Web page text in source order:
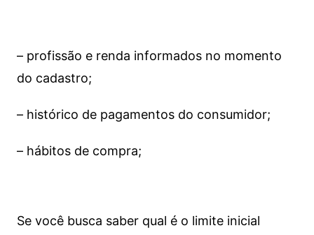
– profissão e renda informados no momento
do cadastro;
– histórico de pagamentos do consumidor;
– hábitos de compra;
Se você busca saber qual é o limite inicial